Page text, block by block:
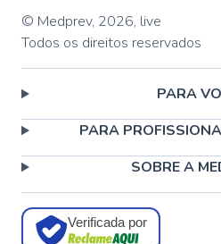
© Medprev, 2026, live
Todos os direitos reservados
PARA
PARA
SOBRE A
Verificada por